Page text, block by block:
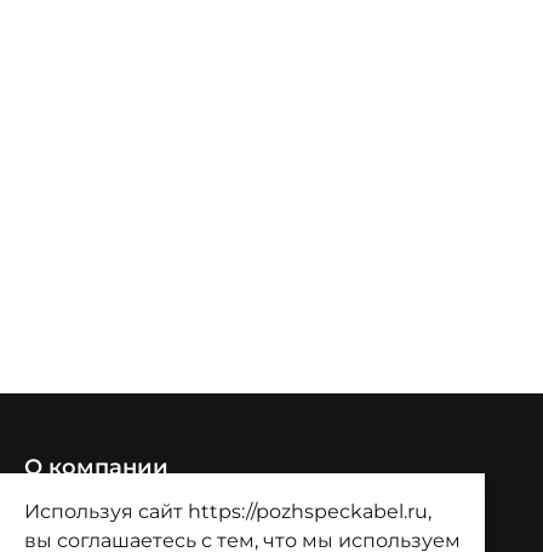
О компании
О компании Проекты Контакты
Используя сайт https://pozhspeckabel.ru,
вы соглашаетесь с тем, что мы используем